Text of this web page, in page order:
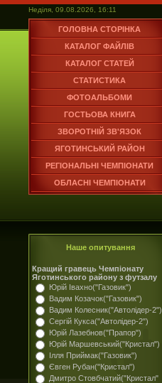
Неділя, 09.08.2026, 16:11
ГОЛОВНА СТОРІНКА
КАТАЛОГ ФАЙЛІВ
КАТАЛОГ СТАТЕЙ
СТАТИСТИКА
ФОТОАЛЬБОМИ
ГОСТЬОВА КНИГА
ЗВОРОТНІЙ ЗВ'ЯЗОК
ЯГОТИНСЬКИЙ РАЙОН
РЕГІОНАЛЬНІ ЧЕМПІОНАТИ
ОБЛАСНІ ЧЕМПІОНАТИ
Наше опитування
Кращий гравець Чемпіонату
Яготинського району з футзалу
Юрій Івахно("Газовик")
Вадим Козачок("Газовик")
Вадим Колесник("Автолідер-2")
Сергій Кукса("Автолідер-2")
Юрій Лазебнов("Прапор")
Юрій Маршевський("Кристал")
Ілля Приймак("Газовик")
Євген Рубан("Кристал")
Дмитро Стовбчатий("Кристал"